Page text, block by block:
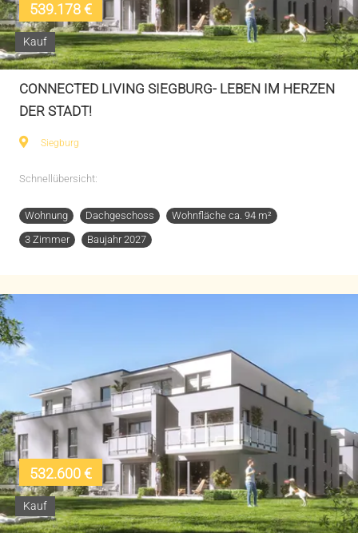
539.178 €
Kauf
CONNECTED LIVING SIEGBURG- LEBEN IM HERZEN
DER STADT!
Siegburg
Schnellübersicht:
Wohnung Dachgeschoss
Wohnfläche ca. 94 m²
3 Zimmer
Baujahr 2027
532.600 €
Kauf